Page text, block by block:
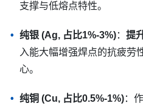
支撑与低熔点特性。
纯银 (Ag, 占比1%-3%)： 提
入能大幅增强焊点的抗疲劳
心。
纯铜 (Cu, 占比0.5%-1%)：